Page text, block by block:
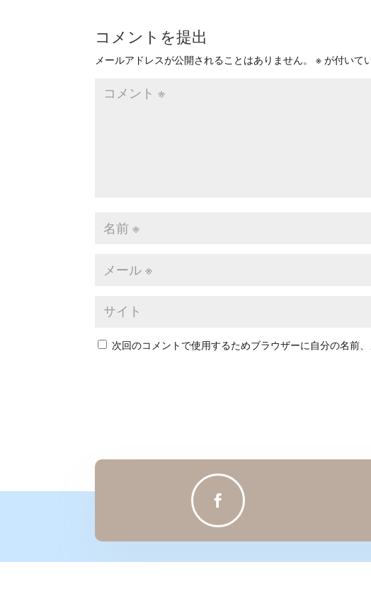
コメントを提出
メールアドレスが公開されることはありません。 ※ が付いて
次回のコメントで使用するためブラウザーに自分の名前
